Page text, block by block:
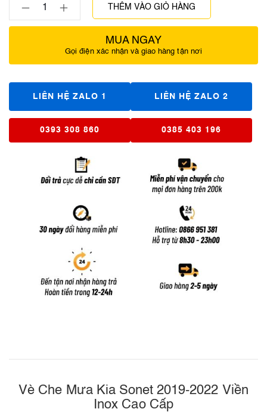
THÊM VÀO GIỎ HÀNG
MUA NGAY
Gọi điện xác nhận và giao hàng tận nơi
LIÊN HỆ ZALO 1 LIÊN HỆ ZALO 2
0393 308 860 0385 403 196
Vè Che Mưa Kia Sonet 2019-2022 Viền
Inox Cao Cấp